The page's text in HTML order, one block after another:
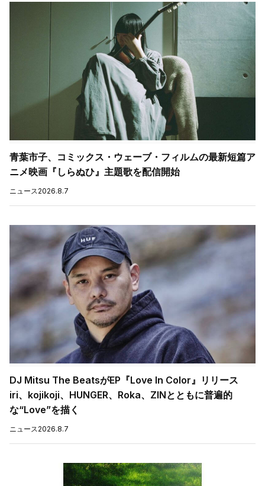
青葉市子、コミックス・ウェーブ・フィルムの最新短篇ア
ニメ映画『しらぬひ』主題歌を配信開始
ニュース 2026.8.7
DJ Mitsu The BeatsがEP『Love In Color』リリース
iri、kojikoji、HUNGER、Roka、ZINとともに普遍的
な“Love”を描く
ニュース 2026.8.7